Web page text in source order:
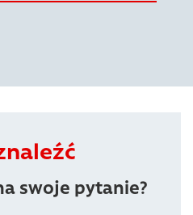
swoje pytanie?